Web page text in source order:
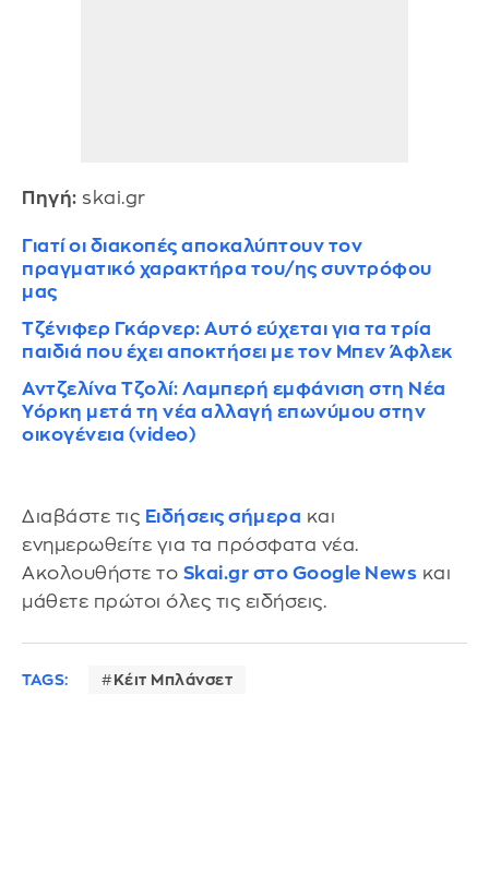
Πηγή: skai.gr
Γιατί οι διακοπές αποκαλύπτουν τον
πραγματικό χαρακτήρα του/ης συντρόφου
μας
Τζένιφερ Γκάρνερ: Αυτό εύχεται για τα τρία
παιδιά που έχει αποκτήσει με τον Μπεν Άφλεκ
Αντζελίνα Τζολί: Λαμπερή εμφάνιση στη Νέα
Υόρκη μετά τη νέα αλλαγή επωνύμου στην
οικογένεια (video)
Διαβάστε τις Ειδήσεις σήμερα και
ενημερωθείτε για τα πρόσφατα νέα.
Ακολουθήστε το Skai.gr στο Google News και
μάθετε πρώτοι όλες τις ειδήσεις.
TAGS: Κέιτ Μπλάνσετ